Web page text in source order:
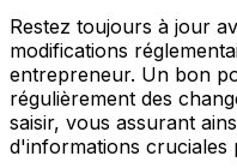
Restez toujours à jour
modifications
entrepreneur. Un bon
régulièrement des
saisir, vous assurant
d'informations cruciales